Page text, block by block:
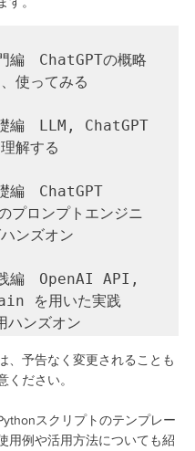
編　ChatGPTの概略
使ってみる
編　LLM, ChatGPT
解する
編　ChatGPT
プロンプトエンジニ
ンズオン
編　OpenAI API,
を用いた実践
ハンズオン
、予告なく変更されることも
ください。
スクリプトのテンプレー
用例や活用方法についても紹